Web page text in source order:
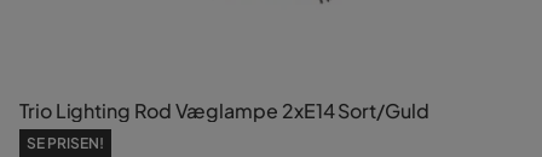
Trio Lighting Rod Væglampe 2xE14 Sort/Guld
SE PRISEN!